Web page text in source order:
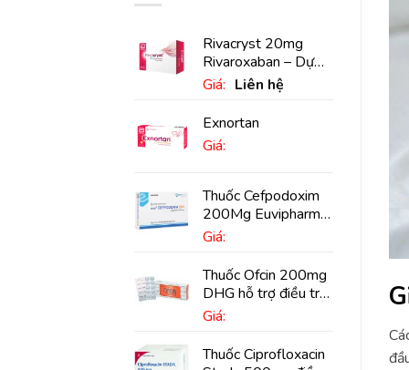
Rivacryst 20mg
Rivaroxaban – Dự
phòng đột quỵ,
huyết khối tĩnh mạch
Giá: Liên hệ
Exnortan
Giá:
Thuốc Cefpodoxim
200Mg Euvipharm
điều trị nhiễm khuẩn
Giá:
Thuốc Ofcin 200mg
DHG hỗ trợ điều trị
viêm phế quản nặng
Giá:
Thuốc Ciprofloxacin